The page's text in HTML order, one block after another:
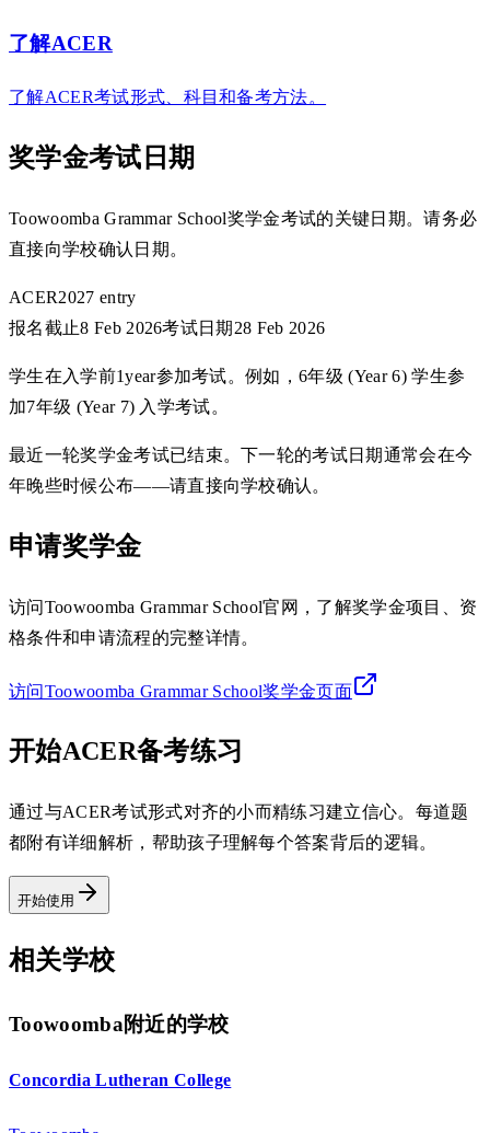
了解ACER
了解ACER考试形式、科目和备考方法。
奖学金考试日期
Toowoomba Grammar School奖学金考试的关键日期。请务必
直接向学校确认日期。
ACER2027 entry
报名截止8 Feb 2026考试日期 28 Feb 2026
学生在入学前1year参加考试。例如，6年级 (Year 6) 学生参
加7年级 (Year 7) 入学考试。
最近一轮奖学金考试已结束。下一轮的考试日期通常会在今
年晚些时候公布——请直接向学校确认。
申请奖学金
访问Toowoomba Grammar School官网，了解奖学金项目、资
格条件和申请流程的完整详情。
访问Toowoomba Grammar School奖学金页面
开始ACER备考练习
通过与ACER考试形式对齐的小而精练习建立信心。每道题
都附有详细解析，帮助孩子理解每个答案背后的逻辑。
开始使用
相关学校
Toowoomba附近的学校
Concordia Lutheran College